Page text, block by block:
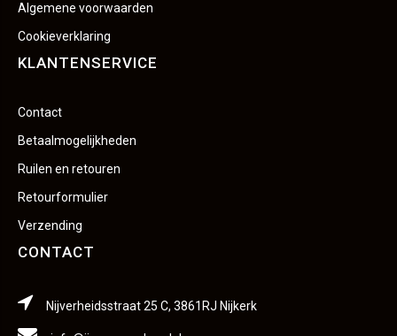
Algemene voorwaarden
Cookieverklaring
KLANTENSERVICE
Contact
Betaalmogelijkheden
Ruilen en retouren
Retourformulier
Verzending
CONTACT
Nijverheidsstraat 25 C, 3861RJ Nijkerk